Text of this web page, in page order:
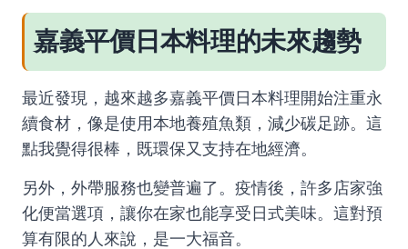
嘉義平價日本料理的未來趨勢
最近發現，越來越多嘉義平價日本料理開始注重永
續食材，像是使用本地養殖魚類，減少碳足跡。這
點我覺得很棒，既環保又支持在地經濟。
另外，外帶服務也變普遍了。疫情後，許多店家強
化便當選項，讓你在家也能享受日式美味。這對預
算有限的人來說，是一大福音。